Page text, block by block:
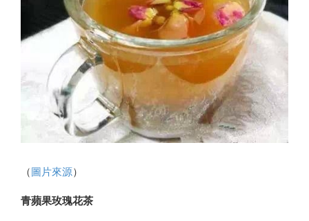
（圖片來源）
青蘋果玫瑰花茶